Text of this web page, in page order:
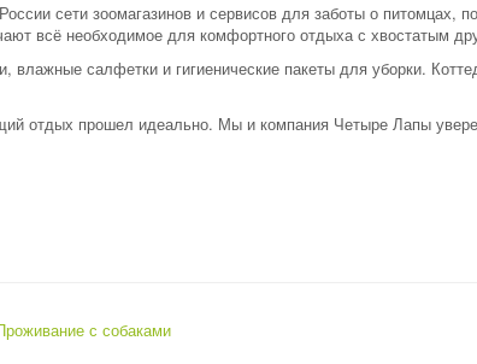
сети зоомагазинов и сервисов для заботы о питомцах,
всё необходимое для комфортного отдыха с хвостатым
влажные салфетки и гигиенические пакеты для уборки.
отдых прошел идеально. Мы и компания Четыре Лапы
с собаками